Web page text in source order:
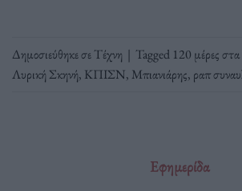
Δημοσιεύθηκε σεΤέχνη | Tagged 120 μέρες
Λυρική Σκηνή, ΚΠΙΣΝ, Μπιανιάρης, ραπ
Εφημερίδα